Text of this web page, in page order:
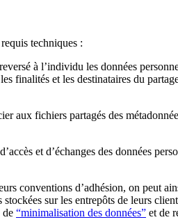
techniques :
à l’individu les données
finalités et les destinataires du
aux fichiers partagés des
et d’échanges des données
conventions d’adhésion, on peut
sur les entrepôts de leurs
de “minimalisation des données” et de